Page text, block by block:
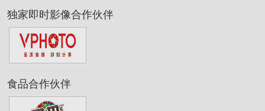
独家即时影像合作伙伴
食品合作伙伴